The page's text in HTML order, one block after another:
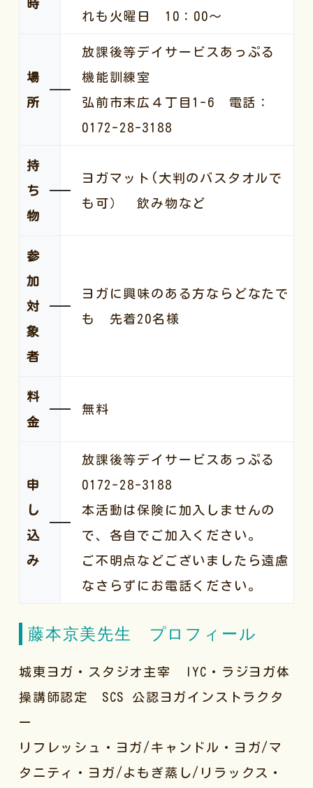
時
れも火曜日 10：00～
場
所
放課後等デイサービスあっぷる
機能訓練室
弘前市末広４丁目1-6 電話：
0172-28-3188
持
ち
物
ヨガマット(大判のバスタオルで
も可） 飲み物など
参
加
対
象
者
ヨガに興味のある方ならどなたで
も 先着20名様
料
金
無料
申
し
込
み
放課後等デイサービスあっぷる
0172-28-3188
本活動は保険に加入しませんの
で、各自でご加入ください。
ご不明点などございましたら遠慮
なさらずにお電話ください。
藤本京美先生 プロフィール
城東ヨガ・スタジオ主宰 IYC・ラジヨガ体
操講師認定 SCS 公認ヨガインストラクタ
ー
リフレッシュ・ヨガ/キャンドル・ヨガ/マ
タニティ・ヨガ/よもぎ蒸し/リラックス・